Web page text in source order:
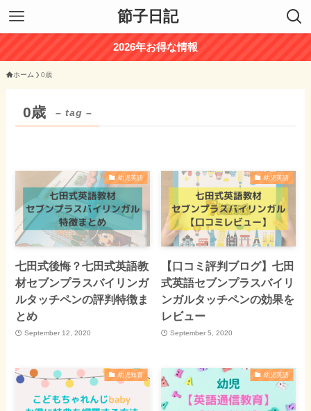
節子日記
2026年お得な情報
ホーム 0歳
0歳 – tag –
幼児英語
七田式後悔？七田式英語教
材セブンプラスバイリンガ
ルタッチペンの評判特徴ま
とめ
September 12, 2020
幼児英語
【口コミ評判ブログ】七田
式英語セブンプラスバイリ
ンガルタッチペンの効果を
レビュー
September 5, 2020
幼児知育 幼児英語